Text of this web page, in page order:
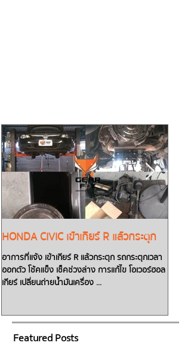
HONDA CIVIC เข้าเกียร์ R แล้วกระตุก
อาการที่แจ้ง เข้าเกียร์ R แล้วกระตุก รถกระตุกเวลา
ออกตัว โช้คแข็ง เช็คช่วงล่าง การแก้ไข โอเวอร์ฮอล
เกียร์ เปลี่ยนถ่ายน้ำมันเครื่อง ...
Featured Posts